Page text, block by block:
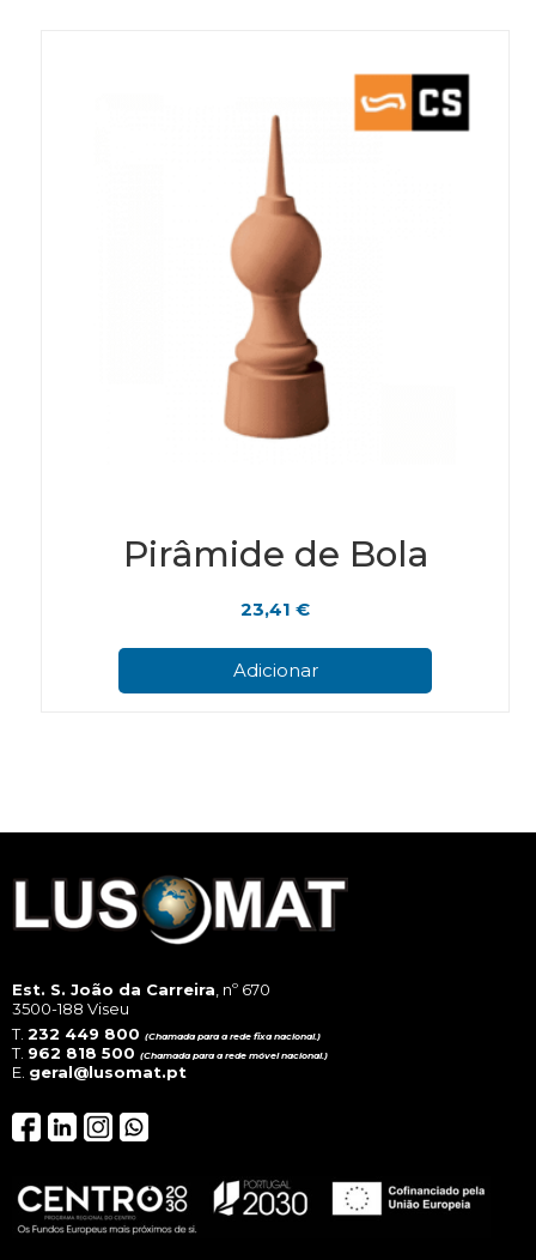
Pirâmide de Bola
23,41€
Adicionar
Est. S. João da Carreira , nº 670
3500-188 Viseu
T. 232 449 800 (Chamada para a rede fixa nacional.)
T. 962 818 500 (Chamada para a rede móvel nacional.)
E. geral@lusomat.pt